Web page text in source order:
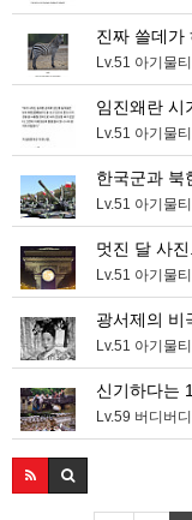
진짜 쓸데가
Lv.51 아기물
임진왜란 시
Lv.51 아기물
한국군과 북
Lv.51 아기물
멋진 달 사
Lv.51 아기물
광서제의 비
Lv.51 아기물
신기하다는
Lv.59 버디버디